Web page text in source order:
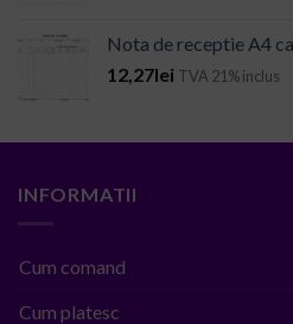
Nota de receptie A4
12,27lei TVA 21% inclus
INFORMATII
Cum comand
Cum platesc